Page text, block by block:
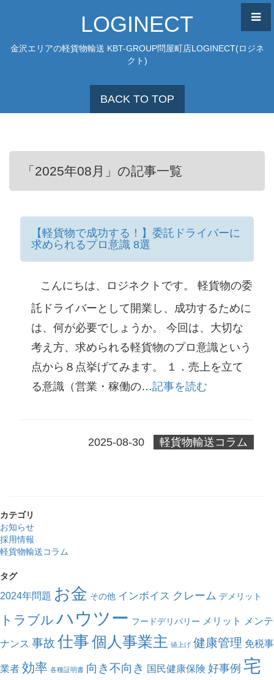
LOGINECT
金沢エリアの軽貨物輸送 KBT-GROUP問屋町店LOGINECT(ロジネ
クト)
BACK TO TOP
「2025年08月」の記事一覧
【軽貨物で成功する！】委託ドライバーに
求められるプロ意識 8選
こんにちは、ロジネクトです。 軽貨物の委
託ドライバーとして開業し、成功するために
は、何が必要でしょうか。 今回は、大切な
考え方、求められる軽貨物のプロ意識という
点から８点挙げてみます。 １．売上を立て
る意識（営業・稼働の…記事を読む
2025-08-30 軽貨物輸送コラム
カテゴリ
お知らせ
採用情報
軽貨物輸送コラム
タグ
2024年問題 お金 その他 インボイス クレーム デメリット
トラブル ハウツー フードデリバリー メリット メンテ
ナンス 事故 仕事個人事業主 値上げ 健康管理 免税事
業者 効率 各種証明書 向き不向き 国民健康保険 好事例 宅